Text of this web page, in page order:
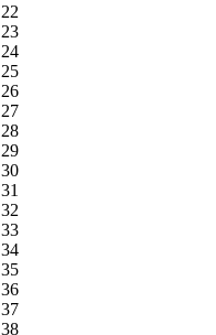
22
23
24
25
26
27
28
29
30
31
32
33
34
35
36
37
38